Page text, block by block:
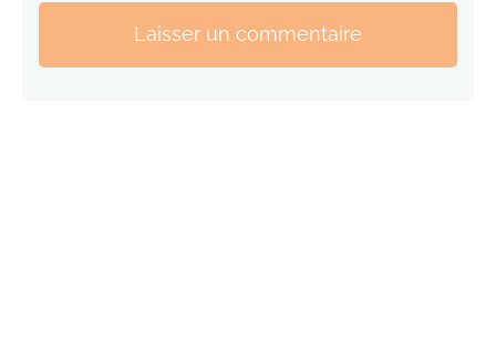
Laisser un commentaire